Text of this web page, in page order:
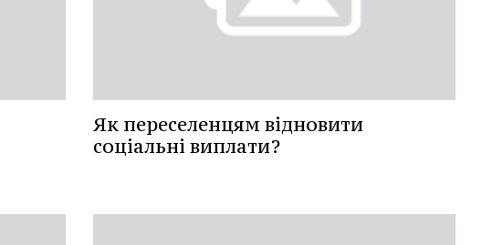
Як переселенцям відновити
соціальні виплати?